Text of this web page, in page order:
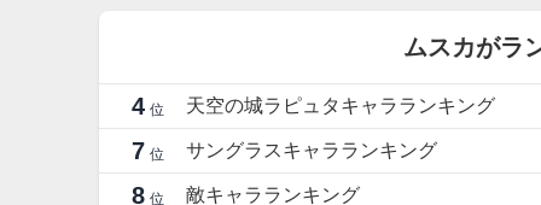
ムスカがラ
4 位 天空の城ラピュタキャラランキング
7 位 サングラスキャラランキング
8 位 敵キャラランキング